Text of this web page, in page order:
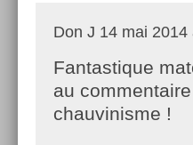
Don J 14 mai 2014
Fantastique
au
chauvinisme !